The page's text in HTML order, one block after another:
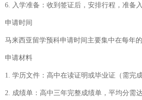
6. 入学准备：收到签证后，安排行程，准备入
申请时间
马来西亚留学预科申请时间主要集中在每年
申请材料
1. 学历文件：高中在读证明或毕业证（需完
2. 成绩单：高中三年完整成绩单，平均分需